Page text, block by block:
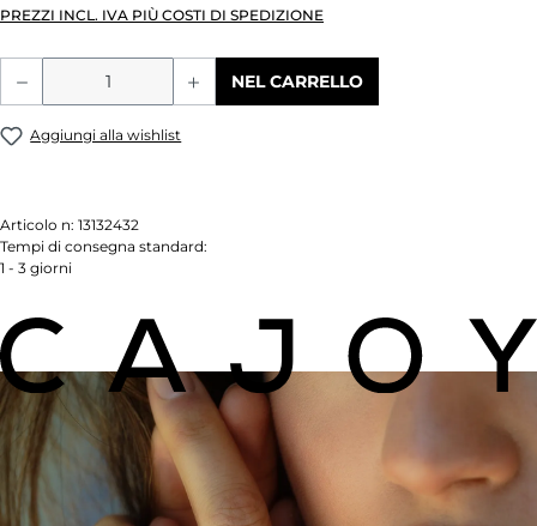
PREZZI INCL. IVA PIÙ COSTI DI SPEDIZIONE
Quantità del prodotto: inserisci la
NEL CARRELLO
Aggiungi alla wishlist
Articolo n: 13132432
Tempi di consegna standard:
1 - 3 giorni